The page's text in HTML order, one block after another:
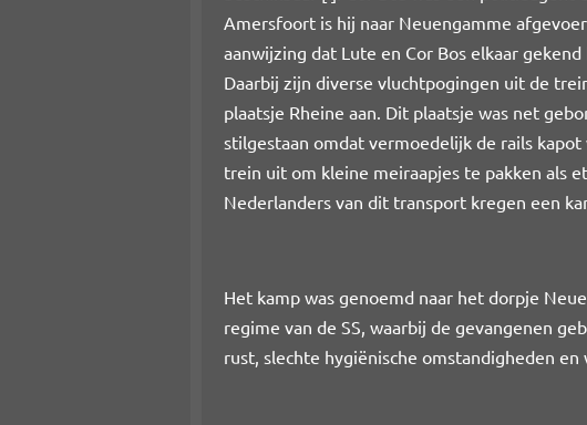
Amersfoort is hij naar Neuengamme
aanwijzing dat Lute en Cor Bos elkaar
Daarbij zijn diverse vluchtpogingen uit de
plaatsje Rheine aan. Dit plaatsje was net
stilgestaan omdat vermoedelijk de rails
trein uit om kleine meiraapjes te pakken als
Nederlanders van dit transport kregen een
Het kamp was genoemd naar het dorpje
regime van de SS, waarbij de gevangenen
rust, slechte hygiënische omstandigheden